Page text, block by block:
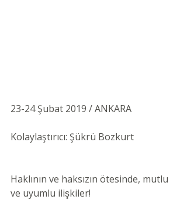
23-24 Şubat 2019 / ANKARA
Kolaylaştırıcı: Şükrü Bozkurt
Haklının ve haksızın ötesinde, mutlu
ve uyumlu ilişkiler!